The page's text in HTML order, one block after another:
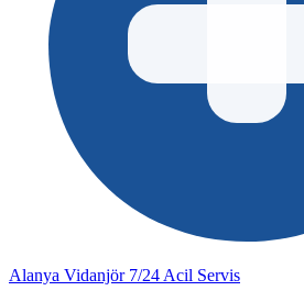
Alanya Vidanjör 7/24 Acil Servis